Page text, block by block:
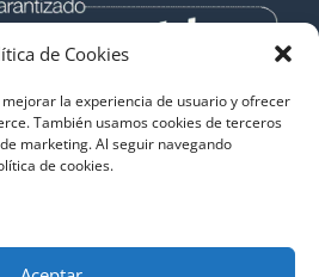
de Cookies
la experiencia de usuario y ofrecer
También usamos cookies de terceros
marketing. Al seguir navegando
de cookies.